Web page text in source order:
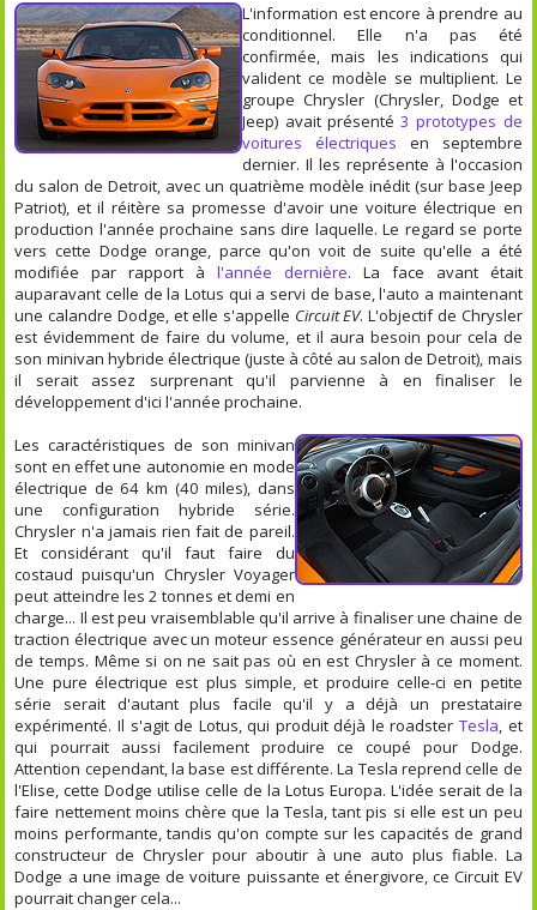
L'information est encore à prendre au
conditionnel. Elle n'a pas été
confirmée, mais les indications qui
valident ce modèle se multiplient. Le
groupe Chrysler (Chrysler, Dodge et
Jeep) avait présenté3 prototypes de
voitures électriques en septembre
dernier. Il les représente à l'occasion
du salon de Detroit, avec un quatrième modèle inédit (sur base Jeep
Patriot), et il réitère sa promesse d'avoir une voiture électrique en
production l'année prochaine sans dire laquelle. Le regard se porte
vers cette Dodge orange, parce qu'on voit de suite qu'elle a été
modifiée par rapport àl'année dernière. La face avant était
auparavant celle de la Lotus qui a servi de base, l'auto a maintenant
une calandre Dodge, et elle s'appelle Circuit EV. L'objectif de Chrysler
est évidemment de faire du volume, et il aura besoin pour cela de
son minivan hybride électrique (juste à côté au salon de Detroit), mais
il serait assez surprenant qu'il parvienne à en finaliser le
développement d'ici l'année prochaine.
Les caractéristiques de son minivan
sont en effet une autonomie en mode
électrique de 64 km (40 miles), dans
une configuration hybride série.
Chrysler n'a jamais rien fait de pareil.
Et considérant qu'il faut faire du
costaud puisqu'un Chrysler Voyager
peut atteindre les 2 tonnes et demi en
charge... Il est peu vraisemblable qu'il arrive à finaliser une chaine de
traction électrique avec un moteur essence générateur en aussi peu
de temps. Même si on ne sait pas où en est Chrysler à ce moment.
Une pure électrique est plus simple, et produire celle-ci en petite
série serait d'autant plus facile qu'il y a déjà un prestataire
expérimenté. Il s'agit de Lotus, qui produit déjà le roadster Tesla, et
qui pourrait aussi facilement produire ce coupé pour Dodge.
Attention cependant, la base est différente. La Tesla reprend celle de
l'Elise, cette Dodge utilise celle de la Lotus Europa. L'idée serait de la
faire nettement moins chère que la Tesla, tant pis si elle est un peu
moins performante, tandis qu'on compte sur les capacités de grand
constructeur de Chrysler pour aboutir à une auto plus fiable. La
Dodge a une image de voiture puissante et énergivore, ce Circuit EV
pourrait changer cela...